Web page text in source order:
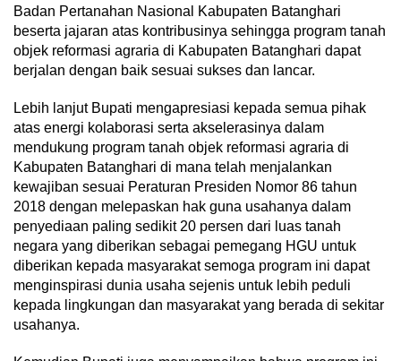
Badan Pertanahan Nasional Kabupaten Batanghari
beserta jajaran atas kontribusinya sehingga program tanah
objek reformasi agraria di Kabupaten Batanghari dapat
berjalan dengan baik sesuai sukses dan lancar.
Lebih lanjut Bupati mengapresiasi kepada semua pihak
atas energi kolaborasi serta akselerasinya dalam
mendukung program tanah objek reformasi agraria di
Kabupaten Batanghari di mana telah menjalankan
kewajiban sesuai Peraturan Presiden Nomor 86 tahun
2018 dengan melepaskan hak guna usahanya dalam
penyediaan paling sedikit 20 persen dari luas tanah
negara yang diberikan sebagai pemegang HGU untuk
diberikan kepada masyarakat semoga program ini dapat
menginspirasi dunia usaha sejenis untuk lebih peduli
kepada lingkungan dan masyarakat yang berada di sekitar
usahanya.